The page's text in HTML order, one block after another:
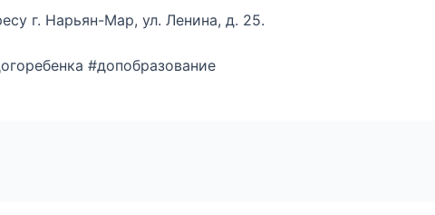
г. Нарьян-Мар, ул. Ленина, д. 25.
#допобразование